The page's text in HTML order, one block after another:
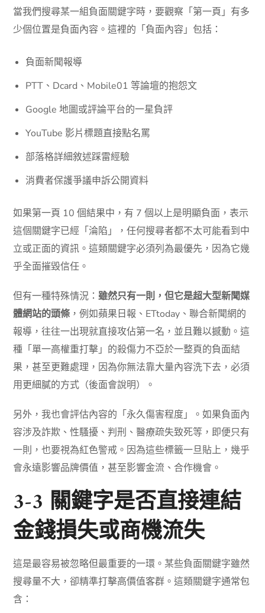
當我們搜尋某一組負面關鍵字時，要觀察「第一頁」有多
少個位置是負面內容。這裡的「負面內容」包括：
負面新聞報導
PTT、Dcard、Mobile01 等論壇的抱怨文
Google 地圖或評論平台的一星負評
YouTube 影片標題直接點名罵
部落格詳細敘述踩雷經驗
消費者保護爭議申訴公開資料
如果第一頁 10 個結果中，有 7 個以上是明顯負面，表示
這個關鍵字已經「淪陷」，任何搜尋者都不太可能看到中
立或正面的資訊。這類關鍵字必須列為最優先，因為它幾
乎全面摧毀信任。
但有一種特殊情況：雖然只有一則，但它是超大型新聞媒
體網站的頭條 ，例如蘋果日報、ETtoday、聯合新聞網的
報導，往往一出現就直接攻佔第一名，並且難以撼動。這
種「單一高權重打擊」的殺傷力不亞於一整頁的負面結
果，甚至更難處理，因為你無法靠大量內容洗下去，必須
用更細膩的方式（後面會說明）。
另外，我也會評估內容的「永久傷害程度」。如果負面內
容涉及詐欺、性騷擾、判刑、醫療疏失致死等，即便只有
一則，也要視為紅色警戒。因為這些標籤一旦貼上，幾乎
會永遠影響品牌價值，甚至影響金流、合作機會。
3-3 關鍵字是否直接連結
金錢損失或商機流失
這是最容易被忽略但最重要的一環。某些負面關鍵字雖然
搜尋量不大，卻精準打擊高價值客群。這類關鍵字通常包
含：